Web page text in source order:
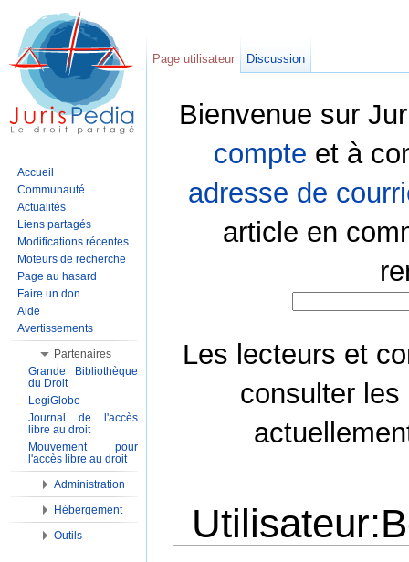
Bienvenue sur
compte et à
adresse de
article en
Les lecteurs et
consulter les
Page utilisateur Discussion
Accueil
Communauté
Actualités
Liens partagés
Modifications récentes
Moteurs de recherche
Page au hasard
Faire un don
Aide
Avertissements
Partenaires
Grande Bibliothèque
du Droit
LegiGlobe
Journal de l'accès
libre au droit
Mouvement pour
l'accès libre au droit
Administration
Hébergement
Outils